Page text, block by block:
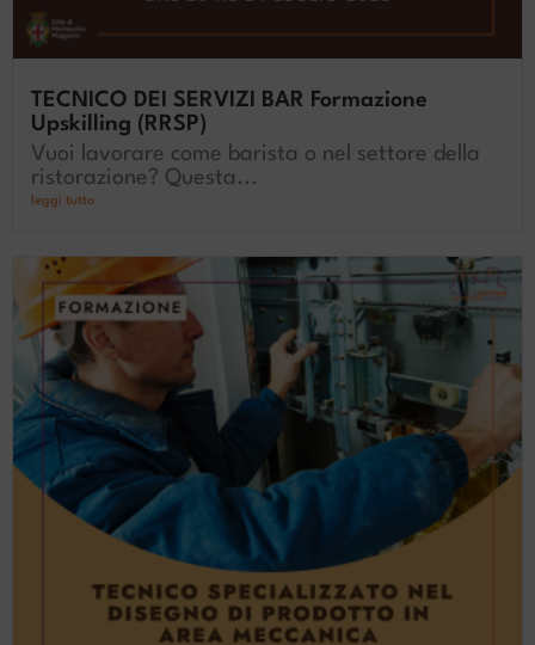
TECNICO DEI SERVIZI BAR Formazione
Upskilling (RRSP)
Vuoi lavorare come barista o nel settore della
ristorazione? Questa...
leggi tutto